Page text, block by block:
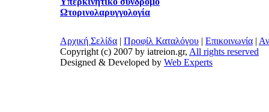
Ωτορινολαρυγγολογία
Αρχική Σελίδα | Προφίλ Καταλόγου | Επικοινωνία |
Copyright (c) 2007 by iatreion.gr, All rights reserved
Designed & Developed by Web Experts